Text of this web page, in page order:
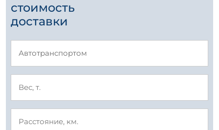
стоимость
доставки